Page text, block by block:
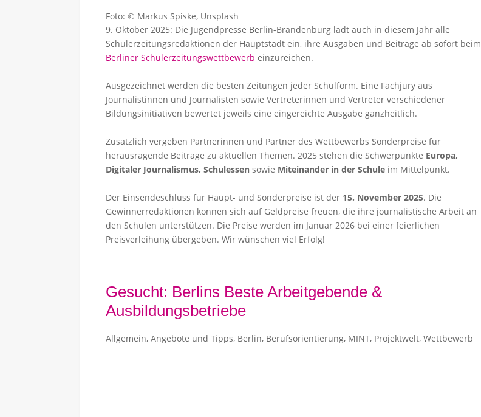
Foto: © Markus Spiske, Unsplash
9. Oktober 2025: Die Jugendpresse Berlin-Brandenburg lädt auch in diesem Jahr alle
Schülerzeitungsredaktionen der Hauptstadt ein, ihre Ausgaben und Beiträge ab sofort beim
Berliner Schülerzeitungswettbewerb einzureichen.
Ausgezeichnet werden die besten Zeitungen jeder Schulform. Eine Fachjury aus
Journalistinnen und Journalisten sowie Vertreterinnen und Vertreter verschiedener
Bildungsinitiativen bewertet jeweils eine eingereichte Ausgabe ganzheitlich.
Zusätzlich vergeben Partnerinnen und Partner des Wettbewerbs Sonderpreise für
herausragende Beiträge zu aktuellen Themen. 2025 stehen die Schwerpunkte Europa,
Digitaler Journalismus, Schulessen sowie Miteinander in der Schule im Mittelpunkt.
Der Einsendeschluss für Haupt- und Sonderpreise ist der 15. November 2025. Die
Gewinnerredaktionen können sich auf Geldpreise freuen, die ihre journalistische Arbeit an
den Schulen unterstützen. Die Preise werden im Januar 2026 bei einer feierlichen
Preisverleihung übergeben. Wir wünschen viel Erfolg!
Gesucht: Berlins Beste Arbeitgebende &
Ausbildungsbetriebe
Allgemein, Angebote und Tipps, Berlin, Berufsorientierung, MINT, Projektwelt, Wettbewerb